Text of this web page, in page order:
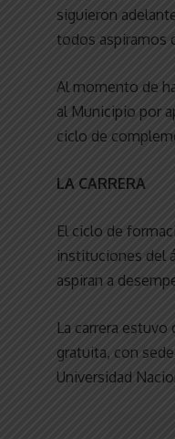
siguieron
todos aspiramos
Al momento de
al Municipio por
ciclo de
LA CARRERA
El ciclo de
instituciones del
aspiran a
La carrera
gratuita, con
Universidad